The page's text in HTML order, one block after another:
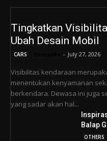
Tingkatkan
Ubah Desain Mobil
CARS - July 27, 2026
Visibilitas kendaraan
menentukan kenyamanan
berkendara. Dewasa ini juga
yang sadar akan hal...
Balap
OTHERS